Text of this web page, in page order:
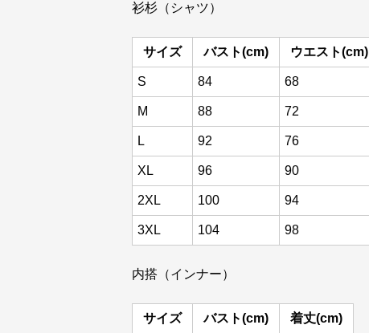
衫杉（シャツ）
サイズ バスト(cm) ウエスト(cm)
S 84 68
M 88 72
L 92 76
XL 96 90
2XL 100 94
3XL 104 98
内搭（インナー）
サイズ バスト(cm) 着丈(cm)